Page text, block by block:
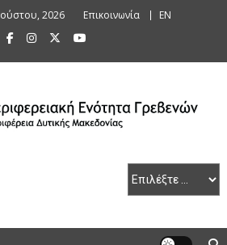
2026 Επικοινωνία ΕΝ